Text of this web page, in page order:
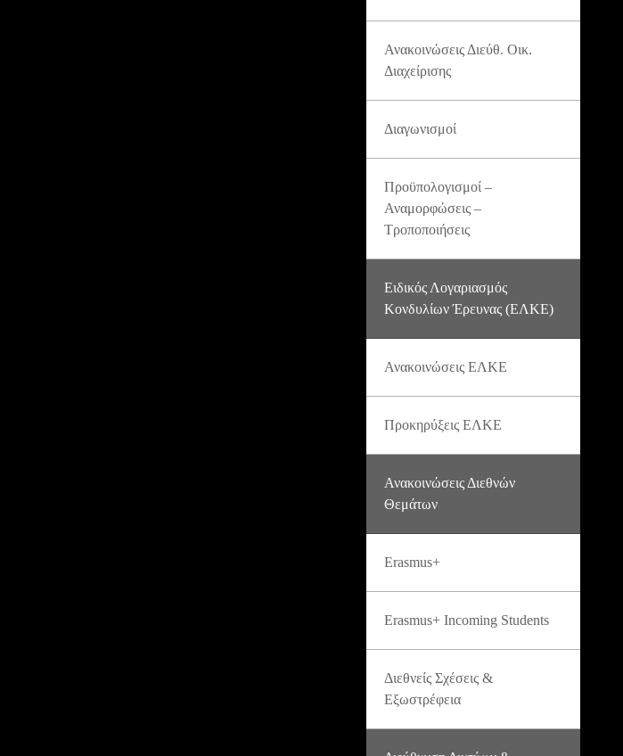
Ανακοινώσεις Διεύθ. Οικ.
Διαχείρισης
Διαγωνισμοί
Προϋπολογισμοί –
Αναμορφώσεις –
Τροποποιήσεις
Ειδικός Λογαριασμός
Κονδυλίων Έρευνας (ΕΛΚΕ)
Ανακοινώσεις ΕΛΚΕ
Προκηρύξεις ΕΛΚΕ
Ανακοινώσεις Διεθνών
Θεμάτων
Erasmus+
Erasmus+ Incoming Students
Διεθνείς Σχέσεις &
Εξωστρέφεια